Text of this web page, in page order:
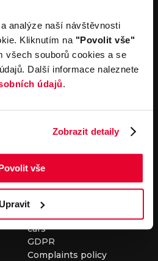
analýze naší návštěvnosti
Kliknutím na "Povolit vše"
všech souborů cookies a se
Další informace naleznete
údajů.
Zobrazit detaily
vše
Upravit
Louda Auto+ Poděbrady
Recreational cars
News
For the media
Career
General terms and
orders of motor vehicles
General terms and
contitions for performing
service work
General terms and
conditions for buying used
cars
GDPR
Complaints policy